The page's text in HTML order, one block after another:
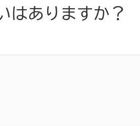
はありますか？